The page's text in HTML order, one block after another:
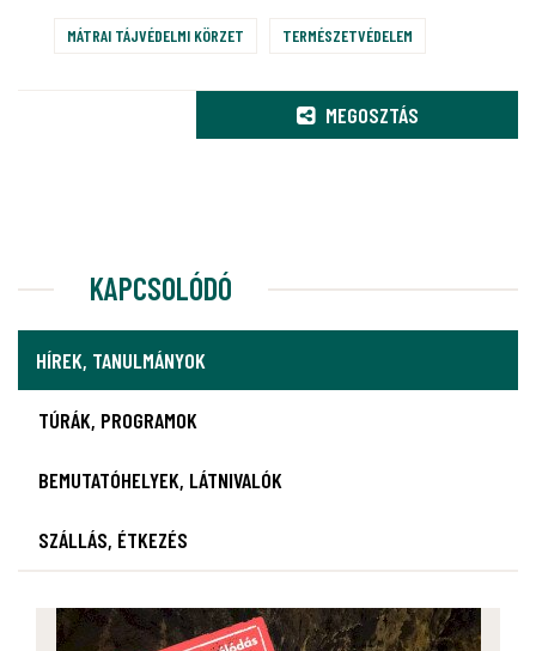
MÁTRAI TÁJVÉDELMI KÖRZET TERMÉSZETVÉDELEM
MEGOSZTÁS
KAPCSOLÓDÓ
HÍREK, TANULMÁNYOK
TÚRÁK, PROGRAMOK
BEMUTATÓHELYEK, LÁTNIVALÓK
SZÁLLÁS, ÉTKEZÉS